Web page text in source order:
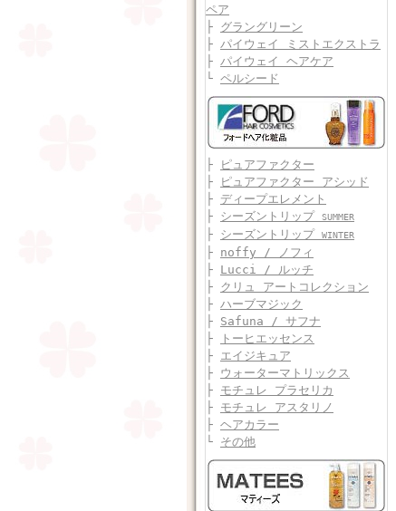
ペア
├ グラングリーン
├ パイウェイ ミストエクストラ
├ パイウェイ ヘアケア
└ ペルシード
├
ピュアファクター
├
ピュアファクター アシッド
├ ディープエレメント
├ シーズントリップ SUMMER
├ シーズントリップ WINTER
├ noffy / ノフィ
├ Lucci / ルッチ
├ クリュ アートコレクション
├ ハーブマジック
├ Safuna / サフナ
├
トーヒエッセンス
├ エイジキュア
├ ウォーターマトリックス
├ モチュレ プラセリカ
├ モチュレ アスタリノ
├ ヘアカラー
└ その他